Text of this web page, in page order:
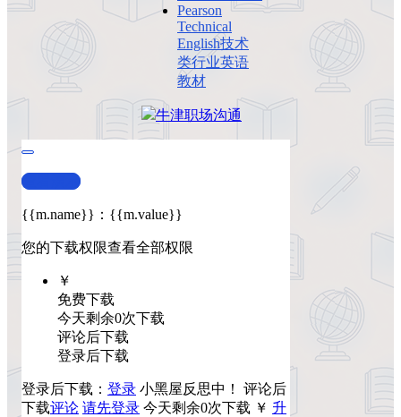
Pearson
Technical
English技术
类行业英语
教材
牛津职场沟通
查看演示
{{m.name}} ： {{m.value}}
您的下载权限查看全部权限
￥
免费下载
今天剩余0次下载
评论后下载
登录后下载
登录后下载： 登录 小黑屋反思中！ 评论后
下载评论 请先登录 今天剩余0次下载 ￥ 升